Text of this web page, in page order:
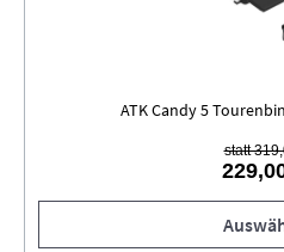
ATK Candy 5
statt